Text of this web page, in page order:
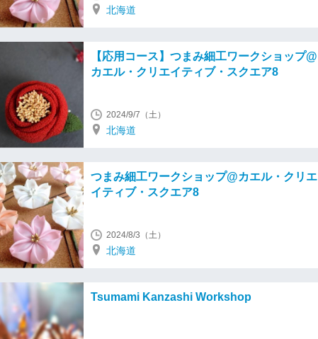
北海道
【応用コース】つまみ細工ワークショップ@
カエル・クリエイティブ・スクエア8
2024/9/7（土）
北海道
つまみ細工ワークショップ@カエル・クリエ
イティブ・スクエア8
2024/8/3（土）
北海道
Tsumami Kanzashi Workshop